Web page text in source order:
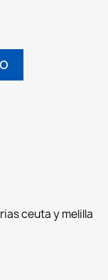
ceuta y melilla